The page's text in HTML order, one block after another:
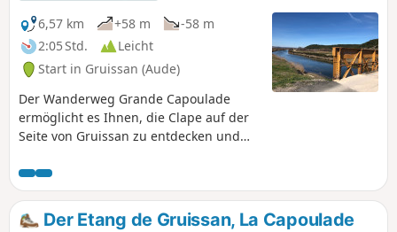
6,57 km
+58 m
-58 m
2:05 Std.
Leicht
Start in Gruissan (Aude)
Der Wanderweg Grande Capoulade
ermöglicht es Ihnen, die Clape auf der
Seite von Gruissan zu entdecken und
den Étang de Bages und den Étang de
Gruissan. Diese Wanderung folgt der
vor Ort markierten Route, die sich von
Der Etang de Gruissan, La Capoulade